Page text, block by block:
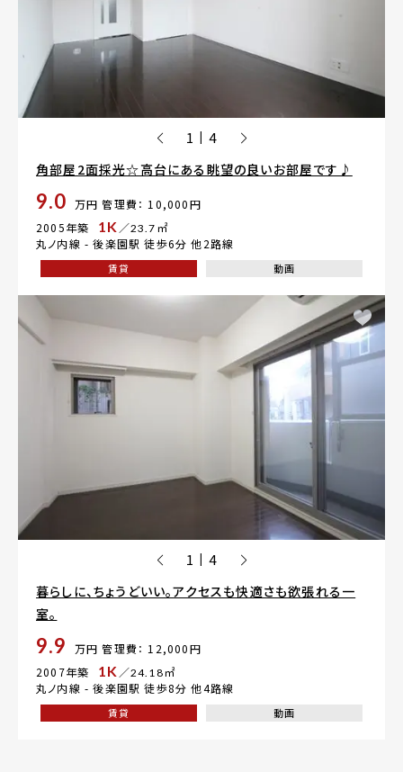
1 | 4
角部屋2面採光☆高台にある眺望の良いお部屋です♪
9.0 万円 管理費： 10,000円
2005年築
1K ／23.7㎡
丸ノ内線 -後楽園駅 徒歩6分 他2路線
賃貸 動画
1 | 4
暮らしに、ちょうどいい。アクセスも快適さも欲張れる一
室。
9.9 万円 管理費： 12,000円
2007年築
1K ／24.18㎡
丸ノ内線 -後楽園駅 徒歩8分 他4路線
賃貸 動画